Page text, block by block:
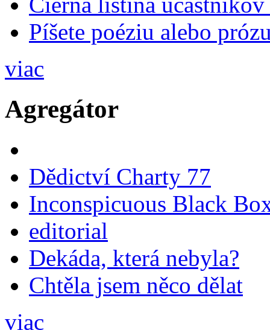
Píšete poéziu alebo
viac
Agregátor
Dědictví Charty 77
Inconspicuous Black
editorial
Dekáda, která nebyla?
Chtěla jsem něco dělat
viac